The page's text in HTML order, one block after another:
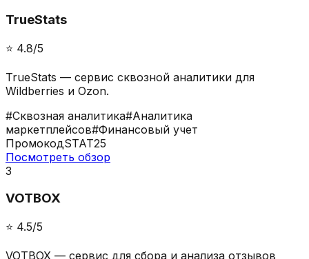
TrueStats
⭐️ 4.8/5
TrueStats — сервис сквозной аналитики для
Wildberries и Ozon.
#Сквозная аналитика#Аналитика
маркетплейсов#Финансовый учет
ПромокодSTAT25
Посмотреть обзор
3
VOTBOX
⭐️ 4.5/5
VOTBOX — сервис для сбора и анализа отзывов